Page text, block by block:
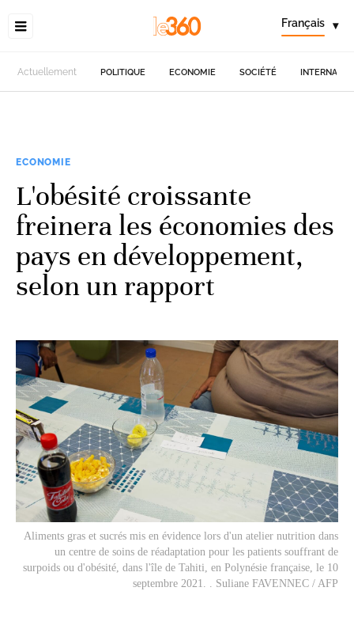
Français ▾
Actuellement POLITIQUE ECONOMIE SOCIÉTÉ
ECONOMIE
L'obésité croissante
freinera les économies des
pays en développement,
selon un rapport
Aliments gras et sucrés mis en évidence lors d'un atelier nutrition dans
un centre de soins de réadaptation pour les patients souffrant de
surpoids ou d'obésité, dans l'île de Tahiti, en Polynésie française, le 10
septembre 2021. . Suliane FAVENNEC / AFP